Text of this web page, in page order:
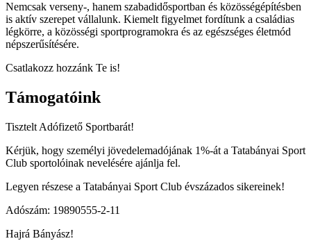
Nemcsak verseny-, hanem szabadidősportban és közösségépítésben
is aktív szerepet vállalunk. Kiemelt figyelmet fordítunk a családias
légkörre, a közösségi sportprogramokra és az egészséges életmód
népszerűsítésére.
Csatlakozz hozzánk Te is!
Támogatóink
Tisztelt Adófizető Sportbarát!
Kérjük, hogy személyi jövedelemadójának 1%-át a Tatabányai Sport
Club sportolóinak nevelésére ajánlja fel.
Legyen részese a Tatabányai Sport Club évszázados sikereinek!
Adószám: 19890555-2-11
Hajrá Bányász!